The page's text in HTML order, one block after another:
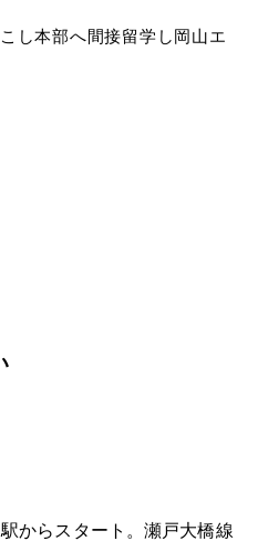
し本部へ間接留学し岡山エ
からスタート。瀬戸大橋線